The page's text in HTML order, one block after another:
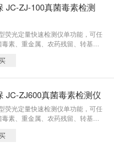
，通过这个方法可以知道食品油
性。适用于包含油脂的食品，固
含蔬菜和动物组织，可直接检测
对油脂进行分离处理。
JC-ZJ-100真菌毒素检测
荧光定量快速检测仪单功能，可任
素、重金属、农药残留、转基因
JC-ZJ600真菌毒素检测仪
荧光定量快速检测仪单功能，可任
素、重金属、农药残留、转基因